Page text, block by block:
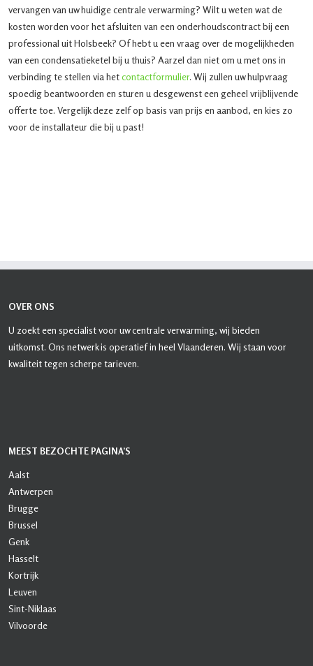
vervangen van uw huidige centrale verwarming? Wilt u weten wat de
kosten worden voor het afsluiten van een onderhoudscontract bij een
professional uit Holsbeek? Of hebt u een vraag over de mogelijkheden
van een condensatieketel bij u thuis? Aarzel dan niet om u met ons in
verbinding te stellen via hetcontactformulier. Wij zullen uw hulpvraag
spoedig beantwoorden en sturen u desgewenst een geheel vrijblijvende
offerte toe. Vergelijk deze zelf op basis van prijs en aanbod, en kies zo
voor de installateur die bij u past!
OVER ONS
U zoekt een specialist voor uw centrale verwarming, wij bieden
uitkomst. Ons netwerk is operatief in heel Vlaanderen. Wij staan voor
kwaliteit tegen scherpe tarieven.
MEEST BEZOCHTE PAGINA’S
Aalst
Antwerpen
Brugge
Brussel
Genk
Hasselt
Kortrijk
Leuven
Sint-Niklaas
Vilvoorde